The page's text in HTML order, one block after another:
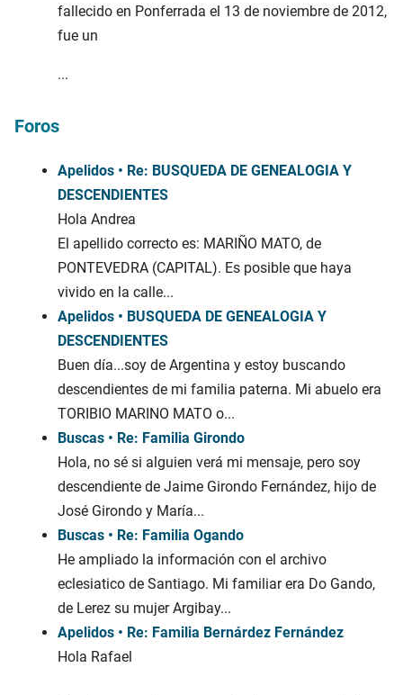
fallecido en Ponferrada el 13 de noviembre de 2012,
fue un
...
Foros
Apelidos • Re: BUSQUEDA DE GENEALOGIA Y
DESCENDIENTES
Hola Andrea
El apellido correcto es: MARIÑO MATO, de
PONTEVEDRA (CAPITAL). Es posible que haya
vivido en la calle...
Apelidos • BUSQUEDA DE GENEALOGIA Y
DESCENDIENTES
Buen día...soy de Argentina y estoy buscando
descendientes de mi familia paterna. Mi abuelo era
TORIBIO MARINO MATO o...
Buscas • Re: Familia Girondo
Hola, no sé si alguien verá mi mensaje, pero soy
descendiente de Jaime Girondo Fernández, hijo de
José Girondo y María...
Buscas • Re: Familia Ogando
He ampliado la información con el archivo
eclesiatico de Santiago. Mi familiar era Do Gando,
de Lerez su mujer Argibay...
Apelidos • Re: Familia Bernárdez Fernández
Hola Rafael